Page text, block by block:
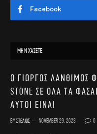
Facebook
ΜΗΝ ΧΆΣΕΤΕ
Ο Γιώργος Λάνθιμος
Stone σε όλα τα
αυτοί είναι
ByΣτέλιος November 29, 2023 0